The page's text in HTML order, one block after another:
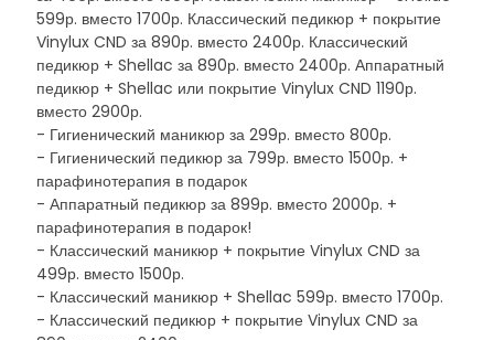
599р. вместо 1700р. Классический педикюр + покрытие
Vinylux CND за 890р. вместо 2400р. Классический
педикюр + Shellac за 890р. вместо 2400р. Аппаратный
педикюр + Shellac или покрытие Vinylux CND 1190р.
вместо 2900р.
- Гигиенический маникюр за 299р. вместо 800р.
- Гигиенический педикюр за 799р. вместо 1500р. +
парафинотерапия в подарок
- Аппаратный педикюр за 899р. вместо 2000р. +
парафинотерапия в подарок!
- Классический маникюр + покрытие Vinylux CND за
499р. вместо 1500р.
- Классический маникюр + Shellac 599р. вместо 1700р.
- Классический педикюр + покрытие Vinylux CND за